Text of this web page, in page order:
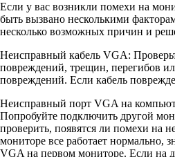
Если у вас возникли помехи на
быть вызвано несколькими
несколько возможных причин и
Неисправный кабель VGA:
повреждений, трещин, перегибов
повреждений. Если кабель
Неисправный порт VGA на
Попробуйте подключить другой
проверить, появятся ли помехи на
мониторе все работает нормально,
VGA на первом мониторе. Если на